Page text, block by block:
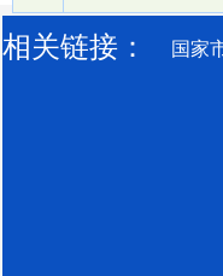
相关链接： 国家